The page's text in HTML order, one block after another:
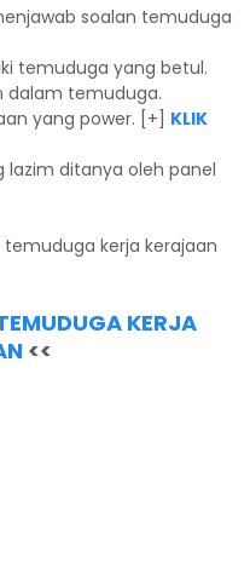
soalan temuduga
temuduga yang betul.
dalam temuduga.
yang power. [+] KLIK
ditanya oleh panel
kerja kerajaan
KERJA
<<